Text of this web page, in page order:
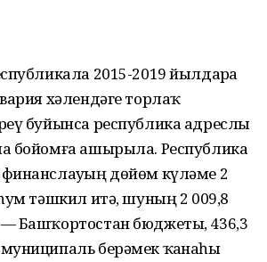
2015-2019 йылдарҙа
хәлендәге торлаҡ
буйынса республика адреслы
бойомға ашырыла. Республика
дөйөм күләме 2
тәшкил итә, шуның 2 009,8
Башҡортостан бюджеты, 436,3
берәмек ҡаҙнаһы